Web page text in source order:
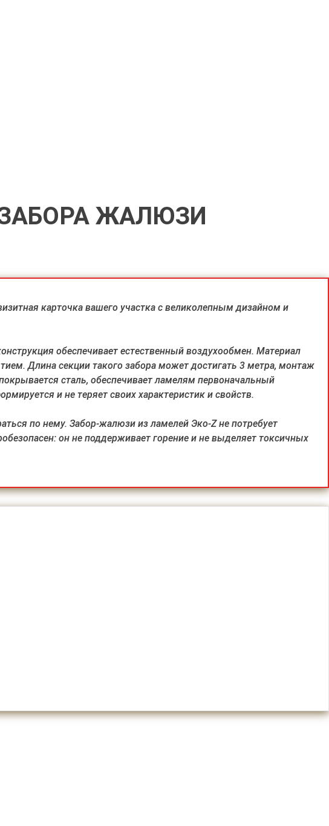
ЖАЛЮЗИ
карточка вашего участка с великолепным дизайном и
обеспечивает естественный воздухообмен. Материал
Длина секции такого забора может достигать 3 метра, монтаж
сталь, обеспечивает ламелям первоначальный
и не теряет своих характеристик и свойств.
по нему. Забор-жалюзи из ламелей Эко-Z не потребует
он не поддерживает горение и не выделяет токсичных